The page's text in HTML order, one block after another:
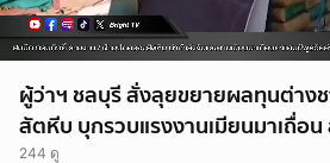
ผู้ว่าฯ ชลบุรี สั่งลุยขยายผลทุนต่าง
สัตหีบ บุกรวบแรงงานเมียนมาเถื่อ
244 ดู